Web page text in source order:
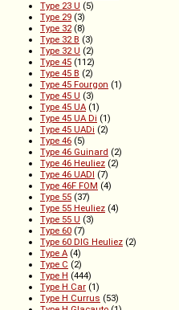
Type 23 U (5)
Type 29 (3)
Type 32 (8)
Type 32 B (3)
Type 32 U (2)
Type 45 (112)
Type 45 B (2)
Type 45 Fourgon (1)
Type 45 U (3)
Type 45 UA (1)
Type 45 UA Di (1)
Type 45 UADi (2)
Type 46 (5)
Type 46 Guinard (2)
Type 46 Heuliez (2)
Type 46 UADI (7)
Type 46F FOM (4)
Type 55 (37)
Type 55 Heuliez (4)
Type 55 U (3)
Type 60 (7)
Type 60 DIG Heuliez (2)
Type A (4)
Type C (2)
Type H (444)
Type H Car (1)
Type H Currus (53)